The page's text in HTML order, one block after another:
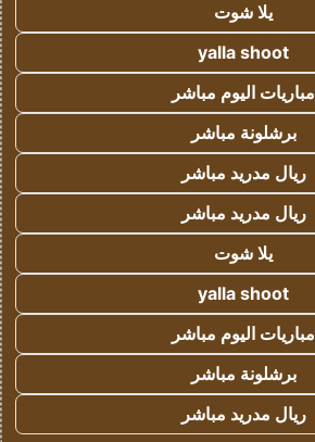
يلا شوت
yalla shoot
مباريات اليوم مباشر
برشلونة مباشر
ريال مدريد مباشر
ريال مدريد مباشر
يلا شوت
yalla shoot
مباريات اليوم مباشر
برشلونة مباشر
ريال مدريد مباشر